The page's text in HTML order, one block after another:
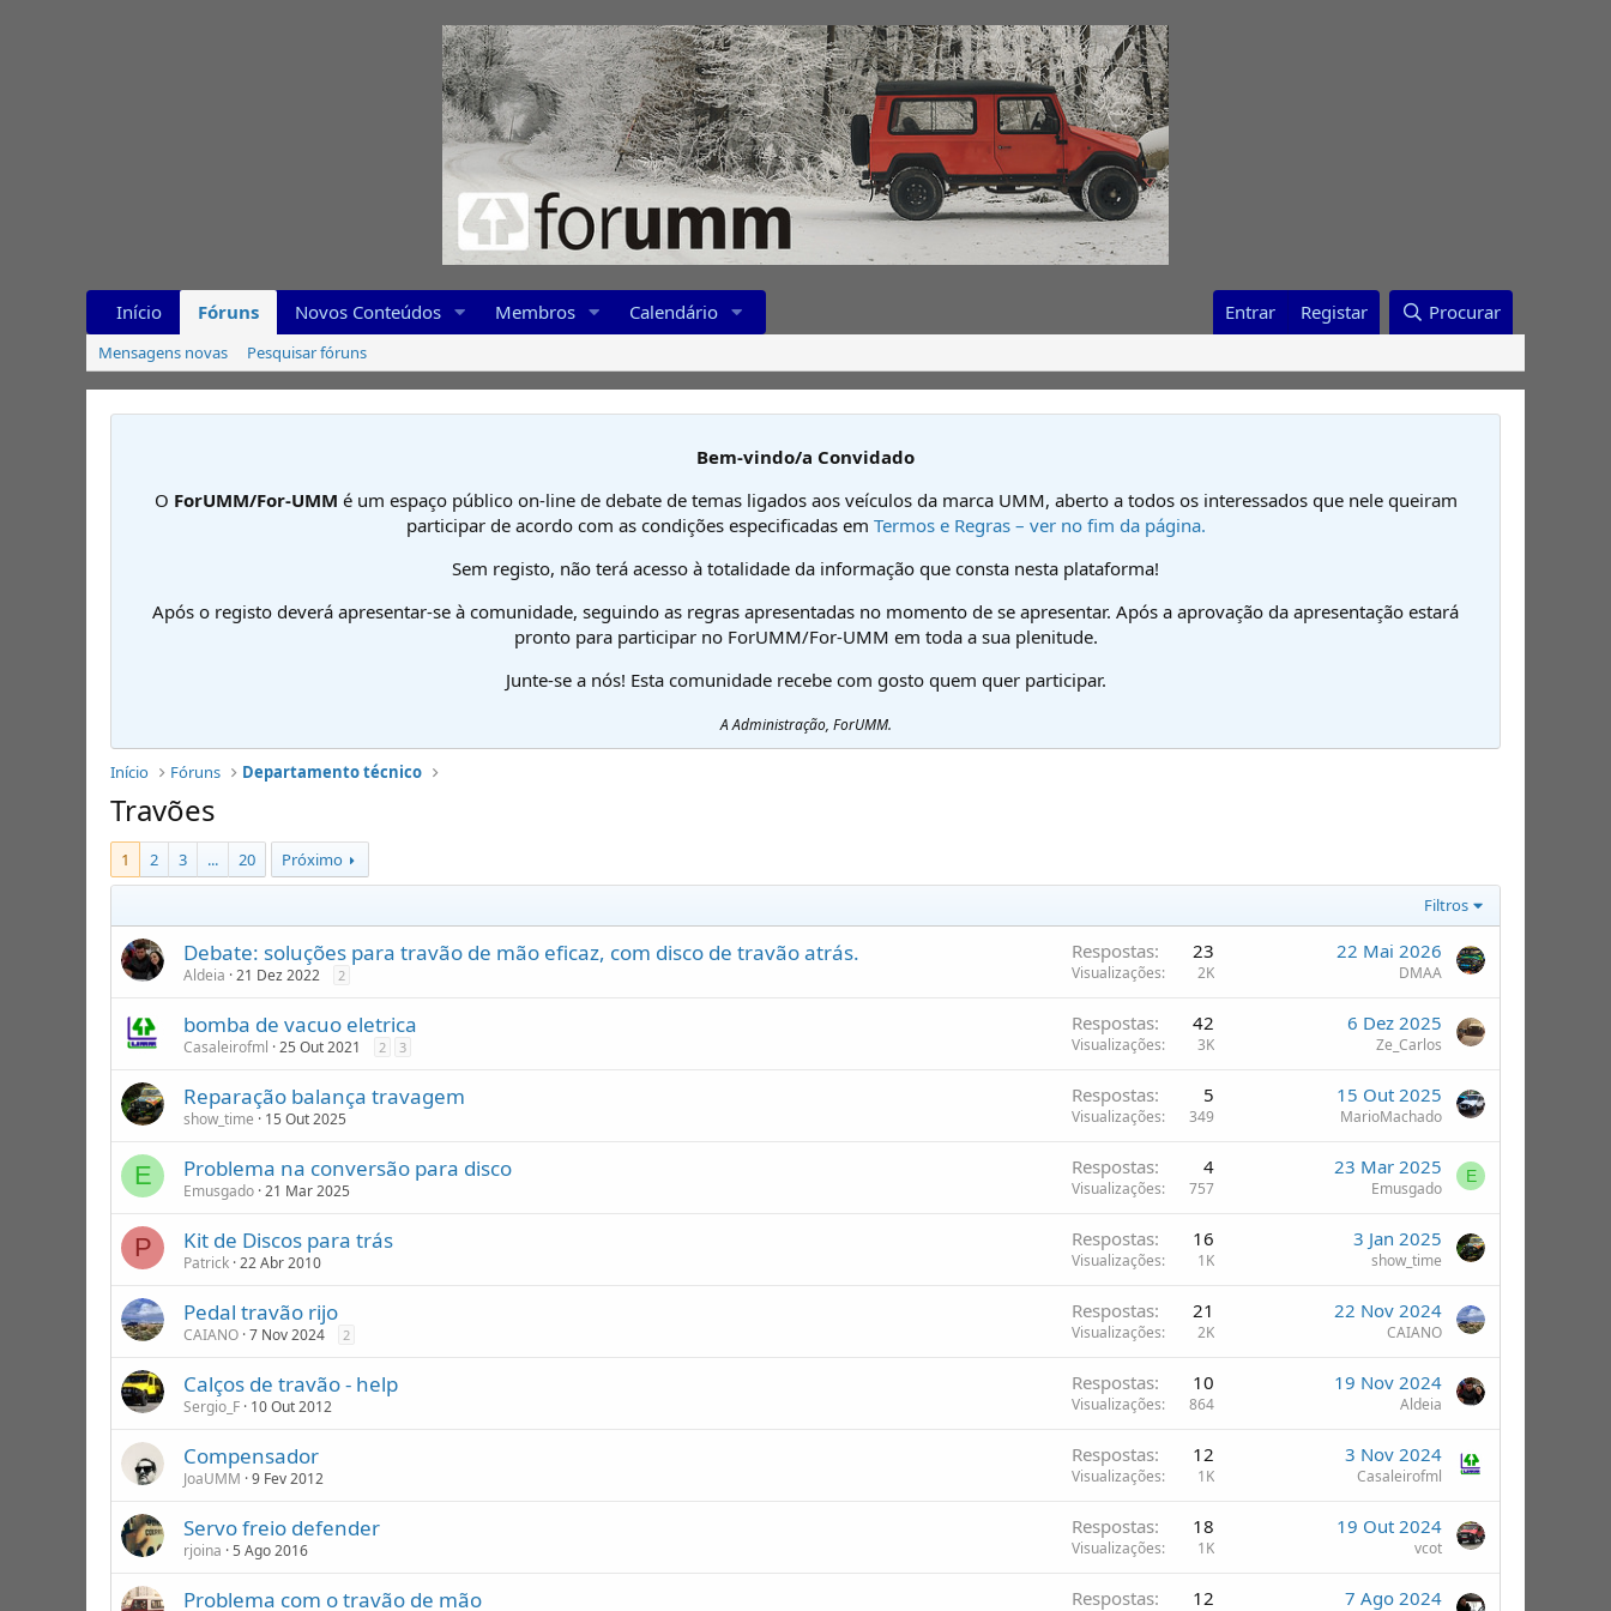
Início Fóruns Novos Conteúdos Membros Calendário Entrar Registar Procurar
Mensagens novas Pesquisar fóruns
Bem-vindo/a Convidado
O ForUMM/For-UMM é um espaço público on-line de debate de temas ligados aos veículos da marca UMM, aberto a todos os interessados que nele queiram
participar de acordo com as condições especificadas em Termos e Regras – ver no fim da página.
Sem registo, não terá acesso à totalidade da informação que consta nesta plataforma!
Após o registo deverá apresentar-se à comunidade, seguindo as regras apresentadas no momento de se apresentar. Após a aprovação da apresentação estará
pronto para participar no ForUMM/For-UMM em toda a sua plenitude.
Junte-se a nós! Esta comunidade recebe com gosto quem quer participar.
A Administração, ForUMM.
Início Fóruns Departamento técnico
Travões
1 2 3 ... 20 Próximo
Filtros
Debate: soluções para travão de mão eficaz, com disco de travão atrás.
Aldeia 21 Dez 2022 2
Respostas 23
Visualizações 2K
22 Mai 2026
DMAA
bomba de vacuo eletrica
Casaleirofml 25 Out 2021 2 3
Respostas 42
Visualizações 3K
6 Dez 2025
Ze_Carlos
Reparação balança travagem
show_time 15 Out 2025
Respostas 5
Visualizações 349
15 Out 2025
MarioMachado
E Problema na conversão para disco
Emusgado 21 Mar 2025
Respostas 4
Visualizações 757
23 Mar 2025
Emusgado
E
P Kit de Discos para trás
Patrick 22 Abr 2010
Respostas 16
Visualizações 1K
3 Jan 2025
show_time
Pedal travão rijo
CAIANO 7 Nov 2024 2
Respostas 21
Visualizações 2K
22 Nov 2024
CAIANO
Calços de travão - help
Sergio_F 10 Out 2012
Respostas 10
Visualizações 864
19 Nov 2024
Aldeia
Compensador
JoaUMM 9 Fev 2012
Respostas 12
Visualizações 1K
3 Nov 2024
Casaleirofml
Servo freio defender
rjoina 5 Ago 2016
Respostas 18
Visualizações 1K
19 Out 2024
vcot
Problema com o travão de mão Respostas 12 7 Ago 2024